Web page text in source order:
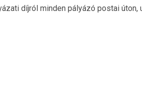
díjról minden pályázó postai úton,